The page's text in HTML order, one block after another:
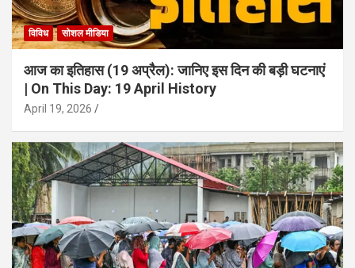
विविध सोशल मीडिया
आज का इतिहास (19 अप्रैल): जानिए इस दिन की बड़ी घटनाएं
| On This Day: 19 April History
April 19, 2026